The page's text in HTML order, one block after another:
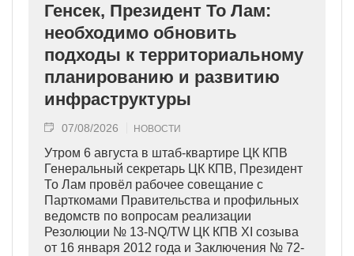
Генсек, Президент То Лам:
необходимо обновить
подходы к территориальному
планированию и развитию
инфраструктуры
07/08/2026 НОВОСТИ
Утром 6 августа в штаб-квартире ЦК КПВ
Генеральный секретарь ЦК КПВ, Президент
То Лам провёл рабочее совещание с
Парткомами Правительства и профильных
ведомств по вопросам реализации
Резолюции № 13-NQ/TW ЦК КПВ XI созыва
от 16 января 2012 года и Заключения № 72-